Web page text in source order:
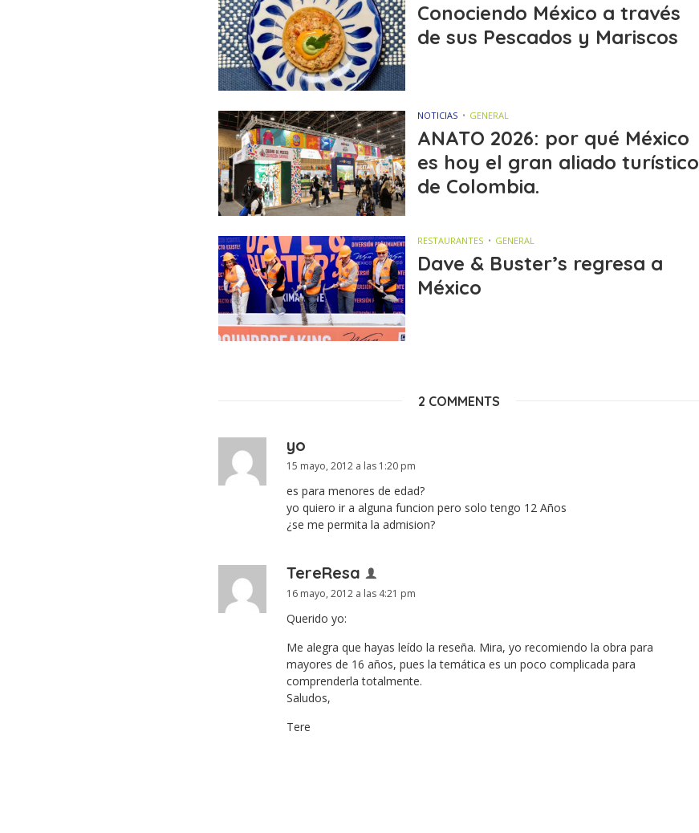
Conociendo México a través
de sus Pescados y Mariscos
NOTICIAS GENERAL
ANATO 2026: por qué México
es hoy el gran aliado turístico
de Colombia.
RESTAURANTES GENERAL
Dave & Buster’s regresa a
México
2 COMMENTS
yo
15 mayo, 2012 a las 1:20 pm
es para menores de edad?
yo quiero ir a alguna funcion pero solo tengo 12 Años
¿se me permita la admision?
TereResa
16 mayo, 2012 a las 4:21 pm
Querido yo:
Me alegra que hayas leído la reseña. Mira, yo recomiendo la obra para
mayores de 16 años, pues la temática es un poco complicada para
comprenderla totalmente.
Saludos,
Tere